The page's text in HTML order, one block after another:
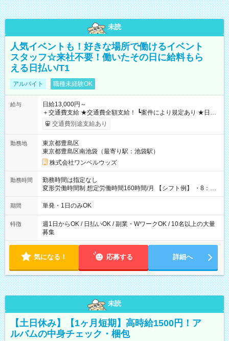
未読
人気イベントも！好きな場所で働けるイベント
スタッフ☆来社不要！働いたその日に給料もら
える日払い/T1
アルバイト 職種未経験OK
給与
日給13,000円～
＋交通費支給 ★交通費全額支給！ ┗案件により規定あり ★日払
いOK！（規定あり） ┗働いたその日に現金GET♪ お仕事後はコ
ンビニATMから 日払い分を引き落とせます！ 【試用期間】試
交通費別途支給あり
勤務地
東京都豊島区
東京都豊島区南池袋（最寄り駅：池袋駅）
株式会社ワンベルウッズ
勤務時間
勤務時間は指定なし
変形労働時間制 想定労働時間160時間/月 【シフト例】 ・8：00
～21：00
期間 単発・1日のみOK
特徴
週1日からOK / 日払いOK / 副業・WワークOK / 10名以上の大量
募集
気になる！ 応募する 詳細へ
未読
【土日休み】【1ヶ月短期】高時給1500円！ア
ルバムの中身チェック・梱包